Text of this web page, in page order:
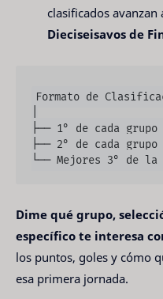
clasificados
Dieciseisavos de
Formato de
├── 1° de cada
├── 2° de cada
Dime qué grupo,
específico te interesa
los puntos, goles y cómo
esa primera jornada.